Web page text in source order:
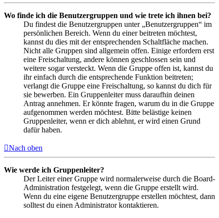
Wo finde ich die Benutzergruppen und wie trete ich ihnen bei?
Du findest die Benutzergruppen unter „Benutzergruppen“ im
persönlichen Bereich. Wenn du einer beitreten möchtest,
kannst du dies mit der entsprechenden Schaltfläche machen.
Nicht alle Gruppen sind allgemein offen. Einige erfordern erst
eine Freischaltung, andere können geschlossen sein und
weitere sogar versteckt. Wenn die Gruppe offen ist, kannst du
ihr einfach durch die entsprechende Funktion beitreten;
verlangt die Gruppe eine Freischaltung, so kannst du dich für
sie bewerben. Ein Gruppenleiter muss daraufhin deinen
Antrag annehmen. Er könnte fragen, warum du in die Gruppe
aufgenommen werden möchtest. Bitte belästige keinen
Gruppenleiter, wenn er dich ablehnt, er wird einen Grund
dafür haben.
Nach oben
Wie werde ich Gruppenleiter?
Der Leiter einer Gruppe wird normalerweise durch die Board-
Administration festgelegt, wenn die Gruppe erstellt wird.
Wenn du eine eigene Benutzergruppe erstellen möchtest, dann
solltest du einen Administrator kontaktieren.